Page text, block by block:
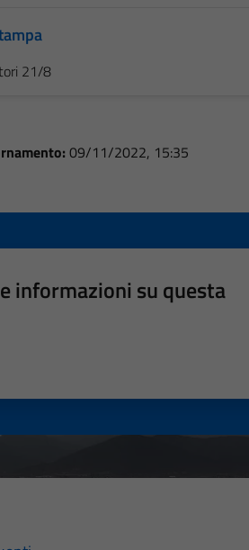
21/8
09/11/2022, 15:35
informazioni su questa